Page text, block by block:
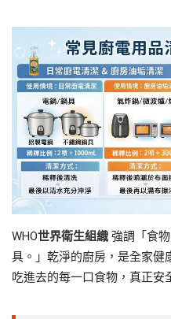
WHO世界衛生組織 強調「食
具。」乾淨的廚房，是全家健
吃進去的每一口食物，真正安